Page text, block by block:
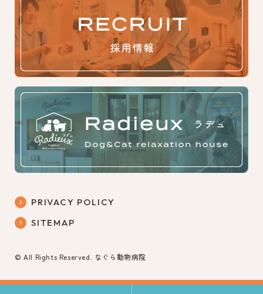
PRIVACY POLICY
SITEMAP
© All Rights Reserved. なぐら動物病院